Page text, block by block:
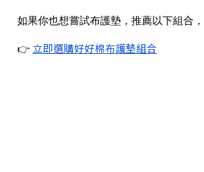
如果你也想嘗試布護墊，推薦以下組合
👉 立即選購好好棉布護墊組合